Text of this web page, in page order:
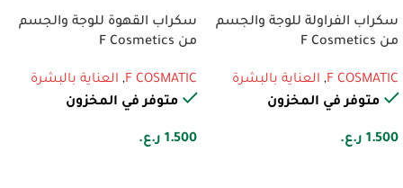
سكراب الفراولة للوجة والجسم
من F Cosmetics
F COSMATIC
, العناية بالبشرة
متوفر في المخزون
1.500 ر.ع.
سكراب القهوة للوجة والجسم
من F Cosmetics
F COSMATIC
, العناية بالبشرة
متوفر في المخزون
1.500 ر.ع.